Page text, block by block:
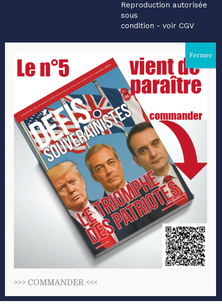
Reproduction autorisée
sous
condition - voir CGV
Sites d'intérêt
Les Patriotes
Actu Les Patriotes
Cercle Aristote
Fondation Res Publica
Centre d’Analyse et de
Participer au
projet
S’abonner
Faire un don
Devenir contributeur
Participer aux événements
Relations presse
CGU-CGV
>>> COMMANDER <<<